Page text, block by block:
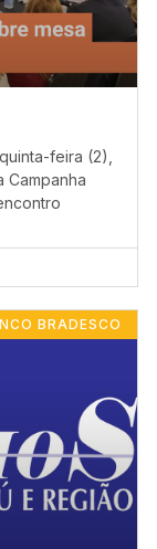
feira (2),
Campanha
BRADESCO